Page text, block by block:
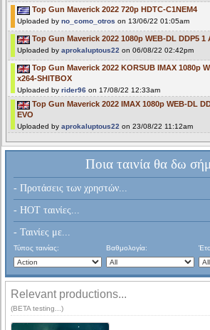
Top Gun Maverick 2022 720p HDTC-C1NEM4
Uploaded by no_como_otros on 13/06/22 01:05am
Top Gun Maverick 2022 1080p WEB-DL DDP5 1
Uploaded by aprokaluptous22 on 06/08/22 02:42pm
Top Gun Maverick 2022 KORSUB IMAX 1080p
x264-SHITBOX
Uploaded by rider96 on 17/08/22 12:33am
Top Gun Maverick 2022 IMAX 1080p WEB-DL
EVO
Uploaded by aprokaluptous22 on 23/08/22 11:12am
Ποια ταινία θα δω
- Προτάσεις των χρηστών...
- HOT ταινίες...
- Ταινίες με...
Τύπος ταινίας: Βαθμολογία:
Relevant productions...
(BETA testing...)